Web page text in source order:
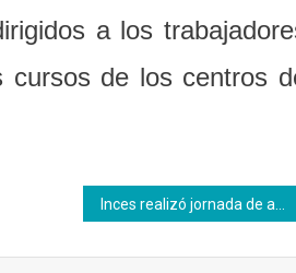
a los
cursos de los centros